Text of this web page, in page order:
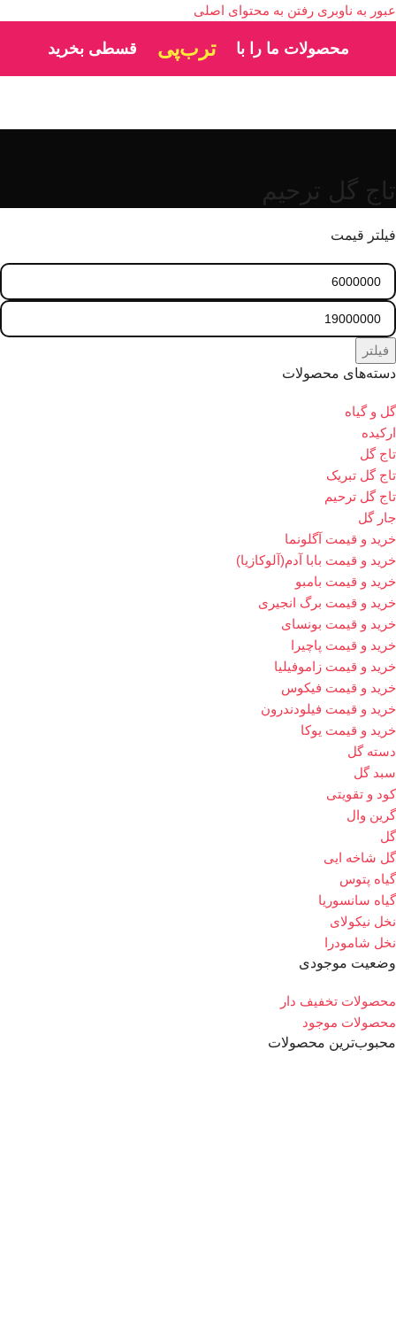
عبور به ناوبری رفتن به محتوای اصلی
محصولات ما را با ترب‌پی قسطی بخرید
تاج گل ترحیم
فیلتر قیمت
فیلتر
دسته‌های محصولات
گل و گیاه
ارکیده
تاج گل
تاج گل تبریک
تاج گل ترحیم
جار گل
خرید و قیمت آگلونما
خرید و قیمت بابا آدم(آلوکازیا)
خرید و قیمت بامبو
خرید و قیمت برگ انجیری
خرید و قیمت بونسای
خرید و قیمت پاچیرا
خرید و قیمت زاموفیلیا
خرید و قیمت فیکوس
خرید و قیمت فیلودندرون
خرید و قیمت یوکا
دسته گل
سبد گل
کود و تقویتی
گرین وال
گل
گل شاخه ایی
گیاه پتوس
گیاه سانسوریا
نخل نیکولای
نخل شامودرا
وضعیت موجودی
محصولات تخفیف دار
محصولات موجود
محبوب‌ترین محصولات